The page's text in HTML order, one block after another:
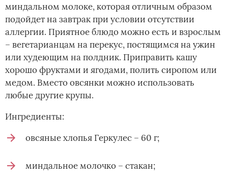
миндальном молоке, которая отличным образом
подойдет на завтрак при условии отсутствии
аллергии. Приятное блюдо можно есть и взрослым
– вегетарианцам на перекус, постящимся на ужин
или худеющим на полдник. Приправить кашу
хорошо фруктами и ягодами, полить сиропом или
медом. Вместо овсянки можно использовать
любые другие крупы.
Ингредиенты:
овсяные хлопья Геркулес – 60 г;
миндальное молочко – стакан;